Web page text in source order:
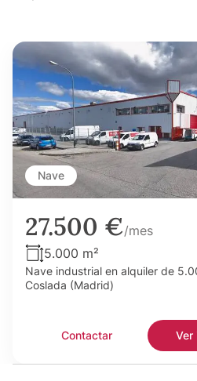
Nave
27.500 €/mes
5.000 m²
Nave industrial en alquiler de
Coslada (Madrid)
Contactar Ver